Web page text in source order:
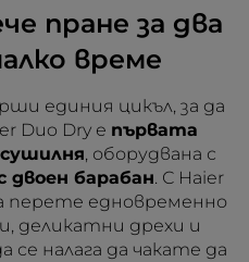
пране за два
време
единия цикъл, за да
Duo Dry е първата
, оборудвана с
двоен барабан. С Haier
перете едновременно
деликатни дрехи и
налага да чакате да